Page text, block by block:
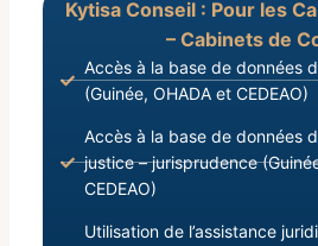
Kytisa Conseil : Pour les
– Cabinets de
Accès à la base de données
(Guinée, OHADA et CEDEAO)
Accès à la base de données
justice – jurisprudence
CEDEAO)
Utilisation de l’assistance